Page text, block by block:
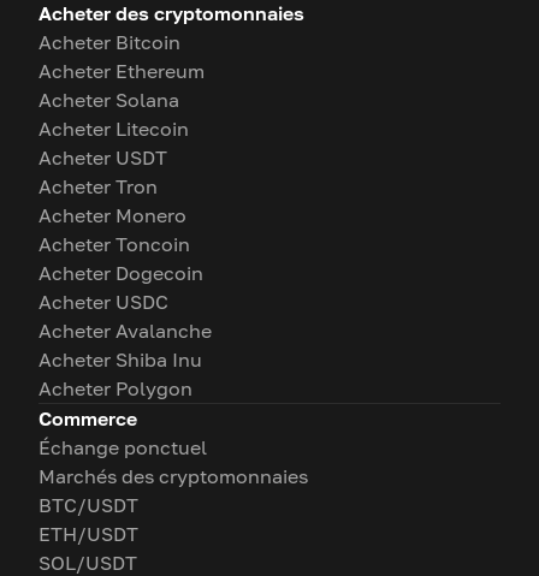
Acheter des cryptomonnaies
Acheter Bitcoin
Acheter Ethereum
Acheter Solana
Acheter Litecoin
Acheter USDT
Acheter Tron
Acheter Monero
Acheter Toncoin
Acheter Dogecoin
Acheter USDC
Acheter Avalanche
Acheter Shiba Inu
Acheter Polygon
Commerce
Échange ponctuel
Marchés des cryptomonnaies
BTC/USDT
ETH/USDT
SOL/USDT